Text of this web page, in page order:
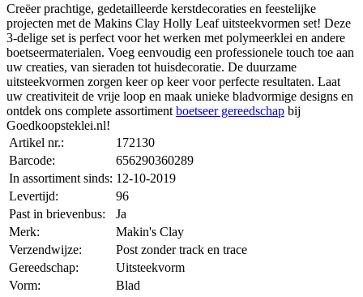
Creëer prachtige, gedetailleerde kerstdecoraties en feestelijke
projecten met de Makins Clay Holly Leaf uitsteekvormen set! Deze
3-delige set is perfect voor het werken met polymeerklei en andere
boetseermaterialen. Voeg eenvoudig een professionele touch toe aan
uw creaties, van sieraden tot huisdecoratie. De duurzame
uitsteekvormen zorgen keer op keer voor perfecte resultaten. Laat
uw creativiteit de vrije loop en maak unieke bladvormige designs en
ontdek ons complete assortiment boetseer gereedschap bij
Goedkoopsteklei.nl!
Artikel nr.:
172130
Barcode:
656290360289
In assortiment sinds: 12-10-2019
Levertijd:
96
Past in brievenbus:
Ja
Merk:
Makin's Clay
Verzendwijze:
Post zonder track en trace
Gereedschap:
Uitsteekvorm
Vorm:
Blad